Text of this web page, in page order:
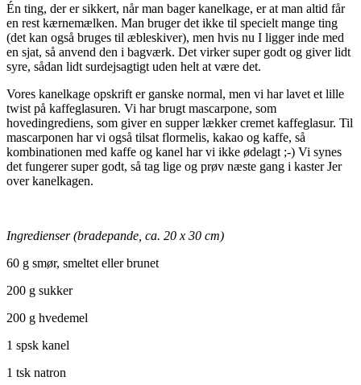
Én ting, der er sikkert, når man bager kanelkage, er at man altid får
en rest kærnemælken. Man bruger det ikke til specielt mange ting
(det kan også bruges til æbleskiver), men hvis nu I ligger inde med
en sjat, så anvend den i bagværk. Det virker super godt og giver lidt
syre, sådan lidt surdejsagtigt uden helt at være det.
Vores kanelkage opskrift er ganske normal, men vi har lavet et lille
twist på kaffeglasuren. Vi har brugt mascarpone, som
hovedingrediens, som giver en supper lækker cremet kaffeglasur. Til
mascarponen har vi også tilsat flormelis, kakao og kaffe, så
kombinationen med kaffe og kanel har vi ikke ødelagt ;-) Vi synes
det fungerer super godt, så tag lige og prøv næste gang i kaster Jer
over kanelkagen.
Ingredienser (bradepande, ca. 20 x 30 cm)
60 g smør, smeltet eller brunet
200 g sukker
200 g hvedemel
1 spsk kanel
1 tsk natron